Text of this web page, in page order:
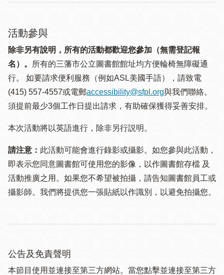
活動參與
除非另有說明，所有的活動都歡迎您參加（無需登記報
名）。
所有的三藩市公立圖書館館址均方便輪椅無障礙通
行。 如要請求便利服務（例如ASL美國手語），請致電
(415) 557-4557或電郵accessibility@sfpl.org與我們聯絡。
須提 前最少3個工作日提出請求，有助確保獲得妥善安排。
本次活動將以英語進行，除非另行説明。
請注意： 此活動可能會進行錄影或攝影。如您參與此活動，
即表示您同意圖書館可使用您的影像，以作圖書館存檔 及
活動推廣之用。如果您不希望被拍攝，請告知圖書館員工或
攝影師。我們將提供您一張貼紙以作識別，以避免拍攝您。
公告及免責聲明
本節目使用並連接至第三方網站。當您點擊並連接至第三方